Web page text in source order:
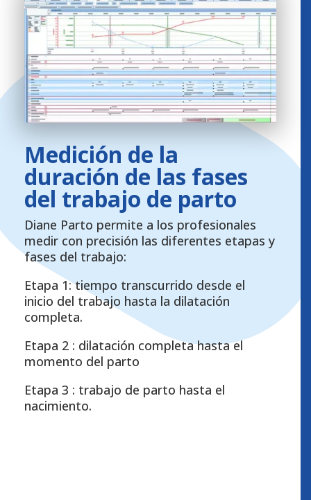
Medición de la
duración de las fases
del trabajo de parto
Diane Parto permite a los profesionales
medir con precisión las diferentes etapas y
fases del trabajo:
Etapa 1: tiempo transcurrido desde el
inicio del trabajo hasta la dilatación
completa.
Etapa 2 : dilatación completa hasta el
momento del parto
Etapa 3 : trabajo de parto hasta el
nacimiento.